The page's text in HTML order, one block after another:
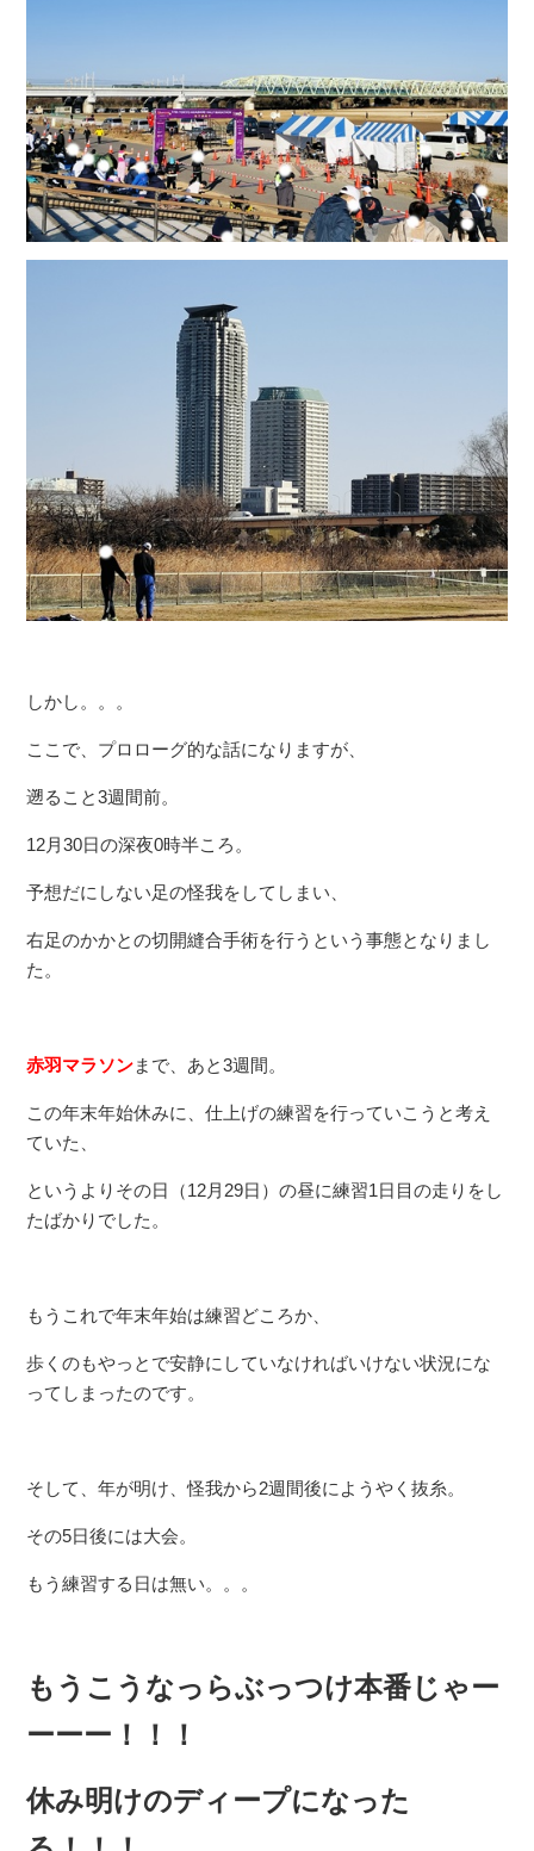
しかし。。。
ここで、プロローグ的な話になりますが、
遡ること3週間前。
12月30日の深夜0時半ころ。
予想だにしない足の怪我をしてしまい、
右足のかかとの切開縫合手術を行うという事態となりまし
た。
赤羽マラソンまで、あと3週間。
この年末年始休みに、仕上げの練習を行っていこうと考え
ていた、
というよりその日（12月29日）の昼に練習1日目の走りをし
たばかりでした。
もうこれで年末年始は練習どころか、
歩くのもやっとで安静にしていなければいけない状況にな
ってしまったのです。
そして、年が明け、怪我から2週間後にようやく抜糸。
その5日後には大会。
もう練習する日は無い。。。
もうこうなっらぶっつけ本番じゃー
ーーー！！！
休み明けのディープになった